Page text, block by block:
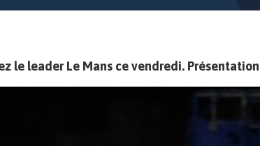
le leader Le Mans ce vendredi.